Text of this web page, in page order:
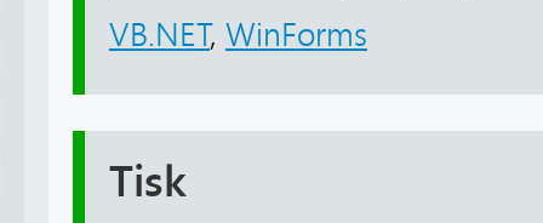
VB.NET, WinForms
Tisk